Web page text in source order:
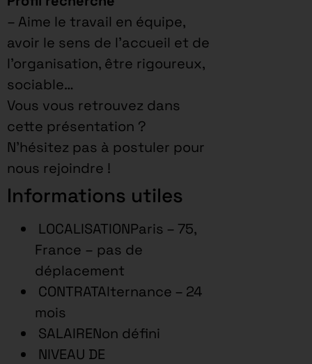
– Aime le travail en équipe,
avoir le sens de l’accueil et de
l’organisation, être rigoureux,
sociable…
Vous vous retrouvez dans
cette présentation ?
N’hésitez pas à postuler pour
nous rejoindre !
Informations utiles
LOCALISATIONParis – 75,
France – pas de
déplacement
CONTRATAlternance – 24
mois
SALAIRENon défini
NIVEAU DE